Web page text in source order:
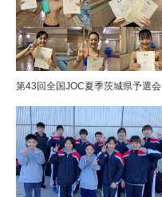
第43回全国JOC夏季茨城県予選会